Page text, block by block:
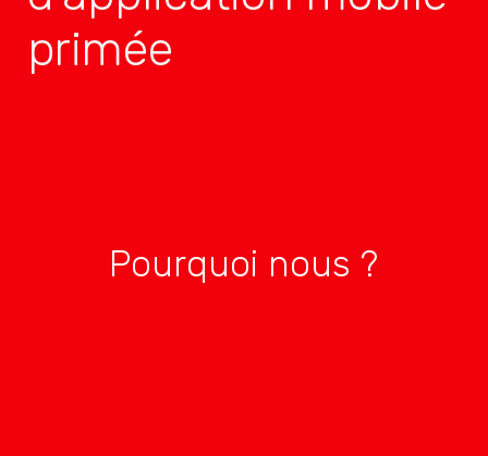
primée
Pourquoi nous ?